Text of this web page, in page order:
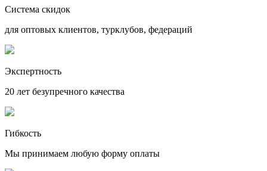
Система скидок
для оптовых клиентов, турклубов, федераций
Экспертность
20 лет безупречного качества
Гибкость
Мы принимаем любую форму оплаты